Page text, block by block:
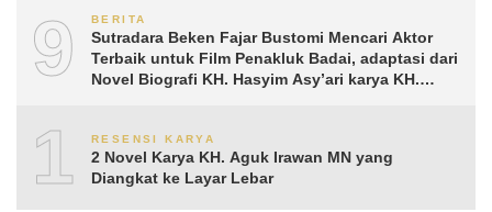
9 BERITA
Sutradara Beken Fajar Bustomi Mencari Aktor
Terbaik untuk Film Penakluk Badai, adaptasi dari
Novel Biografi KH. Hasyim Asy’ari karya KH.
10RESENSI KARYA
2 Novel Karya KH. Aguk Irawan MN yang
Diangkat ke Layar Lebar